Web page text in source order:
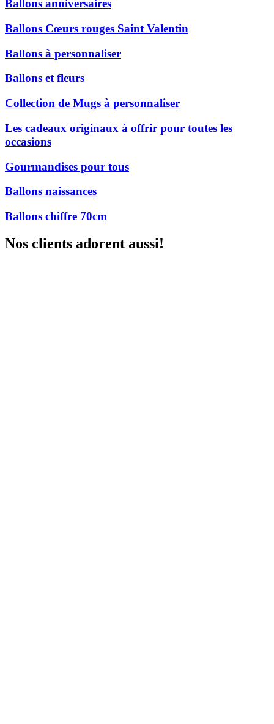
Ballons anniversaires
Ballons Cœurs rouges Saint Valentin
Ballons à personnaliser
Ballons et fleurs
Collection de Mugs à personnaliser
Les cadeaux originaux à offrir pour toutes les
occasions
Gourmandises pour tous
Ballons naissances
Ballons chiffre 70cm
Nos clients adorent aussi!